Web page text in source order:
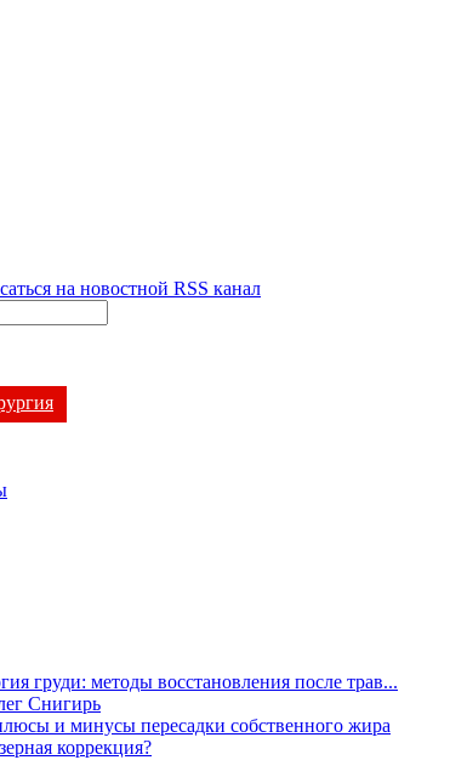
груди: методы восстановления после трав...
Снигирь
и минусы пересадки собственного жира
коррекция?